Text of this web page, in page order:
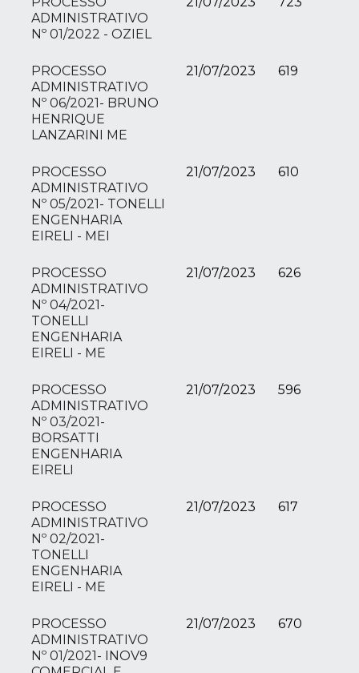
ADMINISTRATIVO
Nº 01/2022 - OZIEL
PROCESSO
ADMINISTRATIVO
Nº 06/2021- BRUNO
HENRIQUE
LANZARINI ME
21/07/2023 619
PROCESSO
ADMINISTRATIVO
Nº 05/2021- TONELLI
ENGENHARIA
EIRELI - MEI
21/07/2023 610
PROCESSO
ADMINISTRATIVO
Nº 04/2021-
TONELLI
ENGENHARIA
EIRELI - ME
21/07/2023 626
PROCESSO
ADMINISTRATIVO
Nº 03/2021-
BORSATTI
ENGENHARIA
EIRELI
21/07/2023 596
PROCESSO
ADMINISTRATIVO
Nº 02/2021-
TONELLI
ENGENHARIA
EIRELI - ME
21/07/2023 617
PROCESSO
ADMINISTRATIVO
Nº 01/2021- INOV9
21/07/2023 670